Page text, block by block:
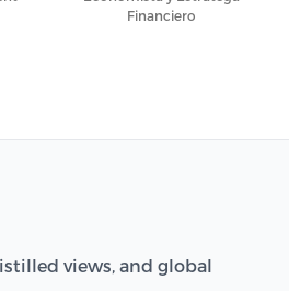
Financiero
views, and global